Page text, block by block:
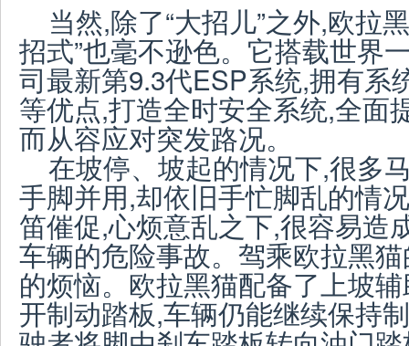
当然,除了“大招儿”之外,欧拉
招式”也毫不逊色。它搭载世界
司最新第9.3代ESP系统,拥有系
等优点,打造全时安全系统,全面
而从容应对突发路况。
在坡停、坡起的情况下,很多
手脚并用,却依旧手忙脚乱的情
笛催促,心烦意乱之下,很容易造
车辆的危险事故。驾乘欧拉黑
的烦恼。欧拉黑猫配备了上坡
开制动踏板,车辆仍能继续保持